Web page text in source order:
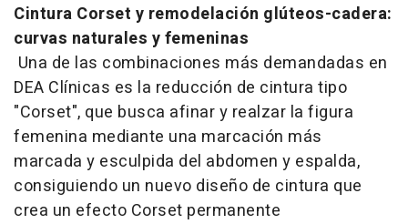
Cintura Corset y remodelación glúteos-cadera:
curvas naturales y femeninas
Una de las combinaciones más demandadas en
DEA Clínicas es la reducción de cintura tipo
"Corset", que busca afinar y realzar la figura
femenina mediante una marcación más
marcada y esculpida del abdomen y espalda,
consiguiendo un nuevo diseño de cintura que
crea un efecto Corset permanente